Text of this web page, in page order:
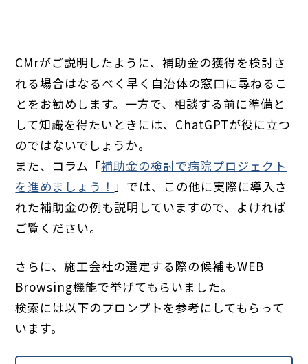
CMrがご説明したように、補助金の獲得を検討さ
れる場合はなるべく早く自治体の窓口に尋ねるこ
とをお勧めします。一方で、相談する前に準備と
して知識を得たいときには、ChatGPTが役に立つ
のではないでしょうか。
また、コラム「補助金の検討で病院プロジェクト
を進めましょう！ 」では、この他に実際に導入さ
れた補助金の例も説明していますので、よければ
ご覧ください。
さらに、施工会社の選定する際の候補もWEB
Browsing機能で挙げてもらいました。
検索には以下のプロンプトを参考にしてもらって
います。